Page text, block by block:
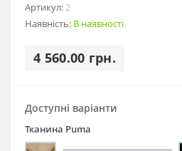
Артикул:2
Наявність: В наявності
4 560.00 грн.
Доступні варіанти
Тканина Puma